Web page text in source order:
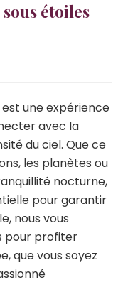
étoiles
est une expérience
avec la
du ciel. Que ce
les planètes ou
nocturne,
pour garantir
nous vous
pour profiter
que vous soyez